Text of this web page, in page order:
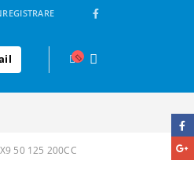
50 125 200CC